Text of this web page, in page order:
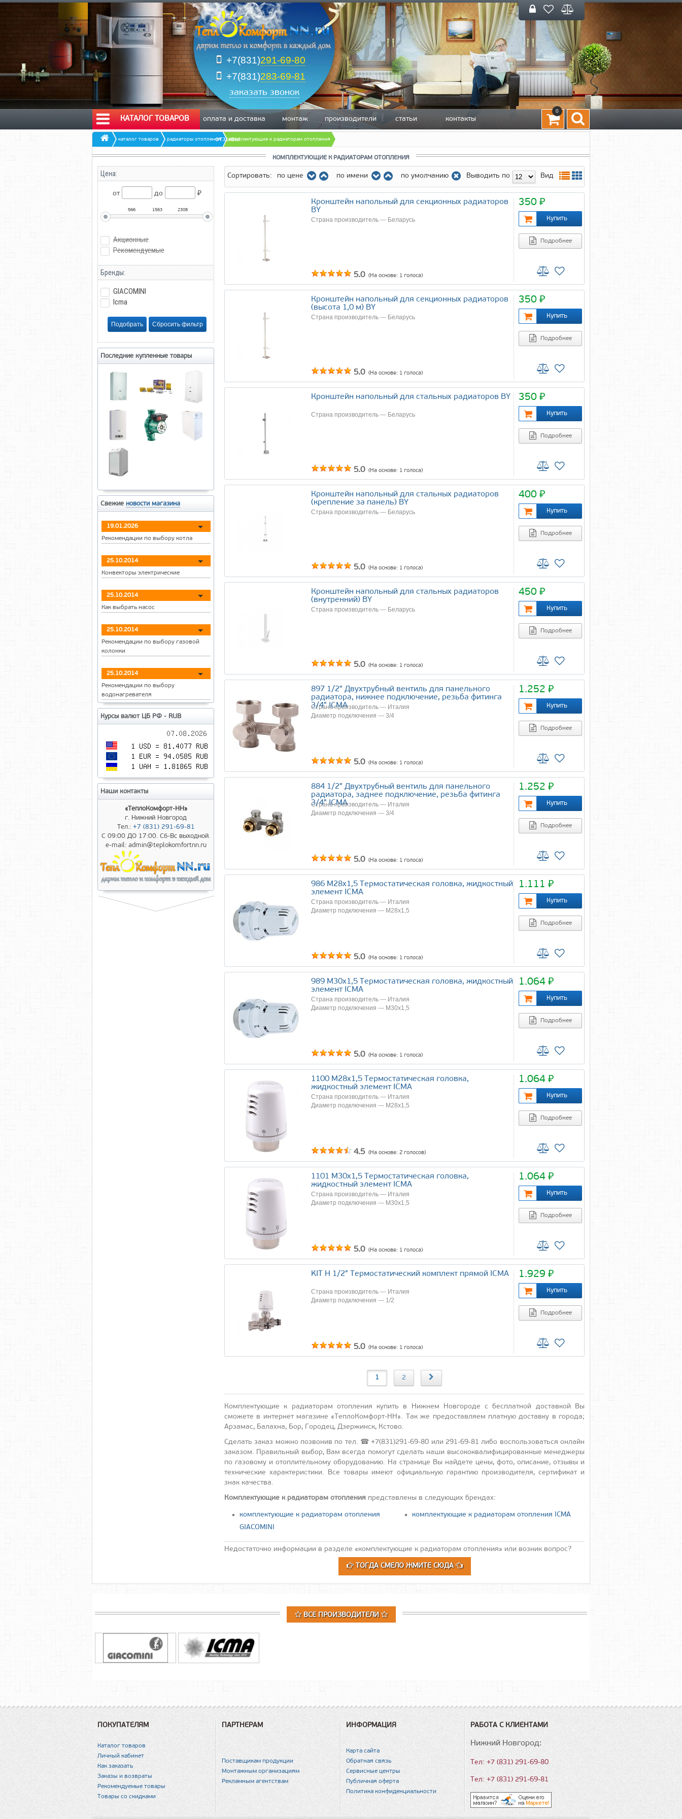
+7(831)291-69-80
+7(831)283-69-81
заказать звонок
КАТАЛОГ ТОВАРОВ оплата и доставка монтаж производители статьи контакты
отзывы
0
каталог товаров радиаторы отопления комплектующие к радиаторам отопления
КОМПЛЕКТУЮЩИЕ К РАДИАТОРАМ ОТОПЛЕНИЯ
Сортировать: по цене по имени по умолчанию Вид
Выводить по
Кронштейн напольный для секционных радиаторов
BY
Страна производитель --- Беларусь
5.0 (На основе: 1 голоса)
350 ₽
Подробнее
Кронштейн напольный для секционных радиаторов
(высота 1,0 м) BY
Страна производитель --- Беларусь
5.0 (На основе: 1 голоса)
350 ₽
Подробнее
Кронштейн напольный для cтальных радиаторов BY
Страна производитель --- Беларусь
5.0 (На основе: 1 голоса)
350 ₽
Подробнее
Кронштейн напольный для cтальных радиаторов
(крепление за панель) BY
Страна производитель --- Беларусь
5.0 (На основе: 1 голоса)
400 ₽
Подробнее
Кронштейн напольный для cтальных радиаторов
(внутренний) BY
Страна производитель --- Беларусь
5.0 (На основе: 1 голоса)
450 ₽
Подробнее
897 1/2" Двухтрубный вентиль для панельного
радиатора, нижнее подключение, резьба фитинга
3/4" ICMA
Страна производитель --- Италия
Диаметр подключения --- 3/4
5.0 (На основе: 1 голоса)
1.252 ₽
Подробнее
884 1/2" Двухтрубный вентиль для панельного
радиатора, заднее подключение, резьба фитинга
3/4" ICMA
Страна производитель --- Италия
Диаметр подключения --- 3/4
5.0 (На основе: 1 голоса)
1.252 ₽
Подробнее
986 М28х1,5 Термостатическая головка, жидкостный
элемент ICMA
Страна производитель --- Италия
Диаметр подключения --- М28х1,5
5.0 (На основе: 1 голоса)
1.111 ₽
Подробнее
989 М30х1,5 Термостатическая головка, жидкостный
элемент ICMA
Страна производитель --- Италия
Диаметр подключения --- М30х1,5
5.0 (На основе: 1 голоса)
1.064 ₽
Подробнее
1100 М28х1,5 Термостатическая головка,
жидкостный элемент ICMA
Страна производитель --- Италия
Диаметр подключения --- М28х1,5
4.5 (На основе: 2 голосов)
1.064 ₽
Подробнее
1101 М30х1,5 Термостатическая головка,
жидкостный элемент ICMA
Страна производитель --- Италия
Диаметр подключения --- М30х1,5
5.0 (На основе: 1 голоса)
1.064 ₽
Подробнее
KIT H 1/2" Термостатический комплект прямой ICMA
Страна производитель --- Италия
Диаметр подключения --- 1/2
5.0 (На основе: 1 голоса)
1.929 ₽
Подробнее
1 2
Комплектующие к радиаторам отопления купить в Нижнем Новгороде с бесплатной доставкой Вы
сможете в интернет магазине «ТеплоКомфорт-НН». Так же предоставляем платную доставку в города;
Арзамас, Балахна, Бор, Городец, Дзержинск, Кстово.
Сделать заказ можно позвонив по тел. ☎ +7(831)291-69-80 или 291-69-81 либо воспользоваться онлайн
заказом. Правильный выбор, Вам всегда помогут сделать наши высококвалифицированные менеджеры
по газовому и отоплительному оборудованию. На странице Вы найдете цены, фото, описание, отзывы и
технические характеристики. Все товары имеют официальную гарантию производителя, сертификат и
знак качества.
Комплектующие к радиаторам отопления представлены в следующих брендах:
комплектующие к радиаторам отопления
GIACOMINI
комплектующие к радиаторам отопления ICMA
Недостаточно информации в разделе «комплектующие к радиаторам отопления» или возник вопрос?
ТОГДА СМЕЛО ЖМИТЕ СЮДА
Цена:
от до ₽
566 1563 2308
Акционные
Рекомендуемые
Бренды:
GIACOMINI
Icma
Последние купленные товары
Свежие новости магазина
19.01.2026
Рекомендации по выбору котла
25.10.2014
Конвекторы электрические
25.10.2014
Как выбрать насос
25.10.2014
Рекомендации по выбору газовой
колонки
25.10.2014
Рекомендации по выбору
водонагревателя
Курсы валют ЦБ РФ - RUB
Наши контакты
«ТеплоКомфорт-НН»
г. Нижний Новгород
Тел.: +7 (831) 291-69-81
С 09:00 ДО 17:00. Сб-Вс выходной.
e-mail: admin@teplokomfortnn.ru
ВСЕ ПРОИЗВОДИТЕЛИ
ПОКУПАТЕЛЯМ
Каталог товаров
Личный кабинет
Как заказать
Заказы и возвраты
Рекомендуемые товары
Товары со скидками
ПАРТНЕРАМ
Поставщикам продукции
Монтажным организациям
Рекламным агентствам
ИНФОРМАЦИЯ
Карта сайта
Обратная связь
Сервисные центры
Публичная оферта
Политика конфиденциальности
РАБОТА С КЛИЕНТАМИ
Нижний Новгород:
Тел: +7 (831) 291-69-80
Тел: +7 (831) 291-69-81